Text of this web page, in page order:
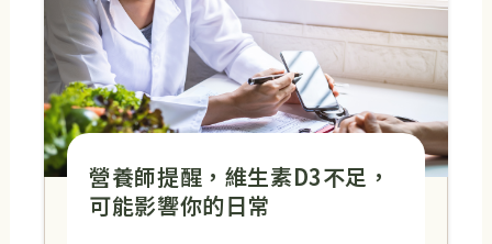
營養師提醒，維生素D3不足，
可能影響你的日常